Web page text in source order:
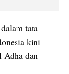
tata
kini
Adha dan